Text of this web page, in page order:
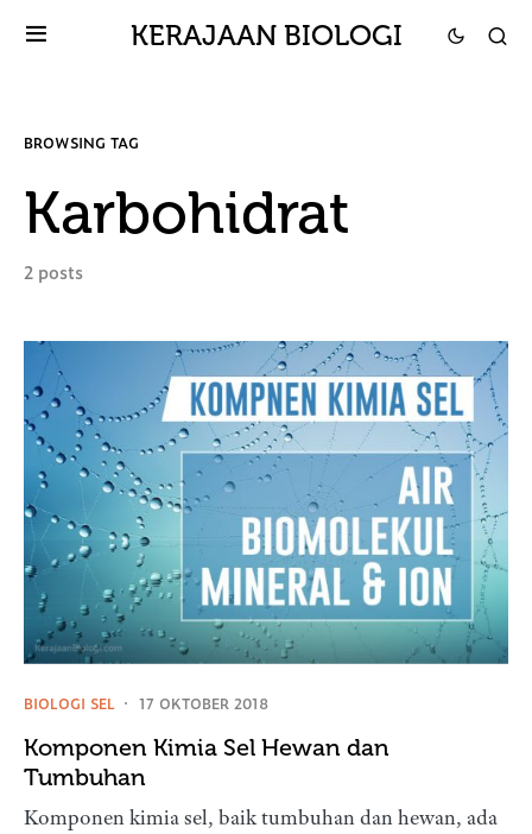
KERAJAAN BIOLOGI
BROWSING TAG
Karbohidrat
2 posts
BIOLOGI SEL 17 OKTOBER 2018
Komponen Kimia Sel Hewan dan
Tumbuhan
Komponen kimia sel, baik tumbuhan dan hewan, ada